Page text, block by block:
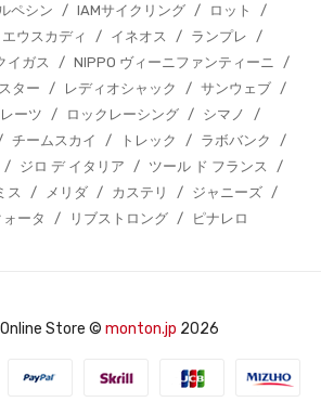
ペシン
/ IAMサイクリング / ロット
/
ウスカディ
/ イネオス / ランプレ
/
イガス / NIPPO ヴィーニファンティーニ
/
ター / レディオシャック / サンウェブ /
ーツ
/ ロックレーシング / シマノ
/
チームスカイ / トレック / ラボバンク
/
/ ジロ デ イタリア / ツール ド フランス
/
ス / メリダ / カステリ / ジャニーズ
/
ォータ / リブストロング / ピナレロ
Online Store © monton.jp 2026